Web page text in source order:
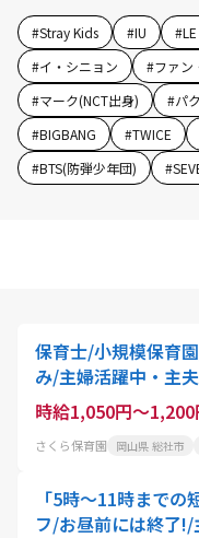
#Stray Kids #IU #
#イ・シニョン #ファン
#マーク(NCT出身) #パ
#BIGBANG #TWICE
#BTS(防弾少年団) #
保育士/小規模保育
み/主婦活躍中・主
時給1,050円～1,200
さくら保育園 岡山県 総社市
「5時〜11時まで
フ/お昼前には終了!/